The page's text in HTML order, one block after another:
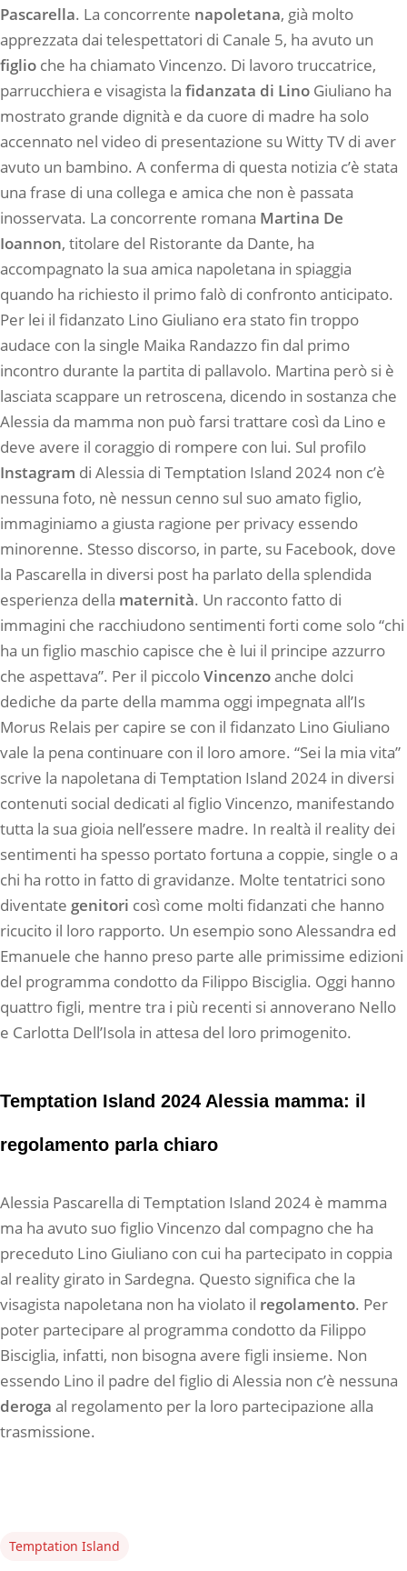
Pascarella. La concorrente napoletana, già molto
apprezzata dai telespettatori di Canale 5, ha avuto un
figlio che ha chiamato Vincenzo. Di lavoro truccatrice,
parrucchiera e visagista la fidanzata di Lino Giuliano ha
mostrato grande dignità e da cuore di madre ha solo
accennato nel video di presentazione su Witty TV di aver
avuto un bambino. A conferma di questa notizia c’è stata
una frase di una collega e amica che non è passata
inosservata. La concorrente romana Martina De
Ioannon, titolare del Ristorante da Dante, ha
accompagnato la sua amica napoletana in spiaggia
quando ha richiesto il primo falò di confronto anticipato.
Per lei il fidanzato Lino Giuliano era stato fin troppo
audace con la single Maika Randazzo fin dal primo
incontro durante la partita di pallavolo. Martina però si è
lasciata scappare un retroscena, dicendo in sostanza che
Alessia da mamma non può farsi trattare così da Lino e
deve avere il coraggio di rompere con lui. Sul profilo
Instagram di Alessia di Temptation Island 2024 non c’è
nessuna foto, nè nessun cenno sul suo amato figlio,
immaginiamo a giusta ragione per privacy essendo
minorenne. Stesso discorso, in parte, su Facebook, dove
la Pascarella in diversi post ha parlato della splendida
esperienza della maternità. Un racconto fatto di
immagini che racchiudono sentimenti forti come solo “chi
ha un figlio maschio capisce che è lui il principe azzurro
che aspettava”. Per il piccoloVincenzoanche dolci
dediche da parte della mamma oggi impegnata all’Is
Morus Relais per capire se con il fidanzato Lino Giuliano
vale la pena continuare con il loro amore. “Sei la mia vita”
scrive la napoletana di Temptation Island 2024 in diversi
contenuti social dedicati al figlio Vincenzo, manifestando
tutta la sua gioia nell’essere madre. In realtà il reality dei
sentimenti ha spesso portato fortuna a coppie, single o a
chi ha rotto in fatto di gravidanze. Molte tentatrici sono
diventate genitori così come molti fidanzati che hanno
ricucito il loro rapporto. Un esempio sono Alessandra ed
Emanuele che hanno preso parte alle primissime edizioni
del programma condotto da Filippo Bisciglia. Oggi hanno
quattro figli, mentre tra i più recenti si annoverano Nello
e Carlotta Dell’Isola in attesa del loro primogenito.
Temptation Island 2024 Alessia mamma: il
regolamento parla chiaro
Alessia Pascarella di Temptation Island 2024 è mamma
ma ha avuto suo figlio Vincenzo dal compagno che ha
preceduto Lino Giuliano con cui ha partecipato in coppia
al reality girato in Sardegna. Questo significa che la
visagista napoletana non ha violato il regolamento. Per
poter partecipare al programma condotto da Filippo
Bisciglia, infatti, non bisogna avere figli insieme. Non
essendo Lino il padre del figlio di Alessia non c’è nessuna
deroga al regolamento per la loro partecipazione alla
trasmissione.
Temptation Island